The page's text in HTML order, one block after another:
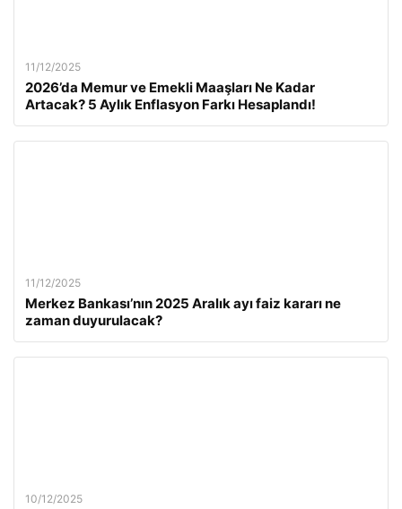
11/12/2025
2026’da Memur ve Emekli Maaşları Ne Kadar
Artacak? 5 Aylık Enflasyon Farkı Hesaplandı!
11/12/2025
Merkez Bankası’nın 2025 Aralık ayı faiz kararı ne
zaman duyurulacak?
10/12/2025